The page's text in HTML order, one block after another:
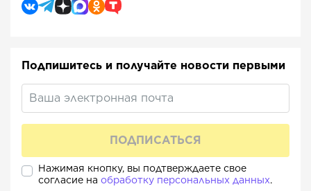
Подпишитесь и получайте новости первыми
Нажимая кнопку, вы подтверждаете свое
согласие на обработку персональных данных.